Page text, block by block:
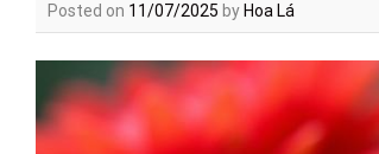
Posted on 11/07/2025 by Hoa Lá